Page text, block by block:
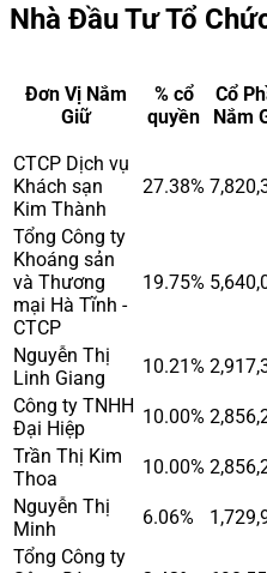
Nhà Đầu Tư Tổ
Đơn Vị Nắm
Giữ
% cổ
quyền
Cổ
Nắm
CTCP Dịch vụ
Khách sạn
Kim Thành
27.38%
Tổng Công ty
Khoáng sản
và Thương
mại Hà Tĩnh -
CTCP
19.75%
Nguyễn Thị
Linh Giang
10.21%
Công ty TNHH
Đại Hiệp
10.00%
Trần Thị Kim
Thoa
10.00%
Nguyễn Thị
Minh
6.06%
Tổng Công ty